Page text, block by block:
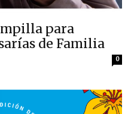
para
de Familia
0